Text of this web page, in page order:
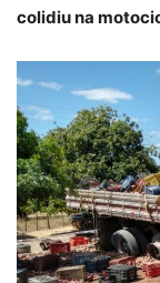
colidiu na